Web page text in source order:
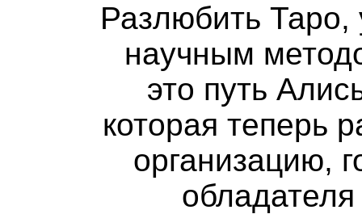
Разлюбить Таро,
научным
это путь
которая теперь
организацию,